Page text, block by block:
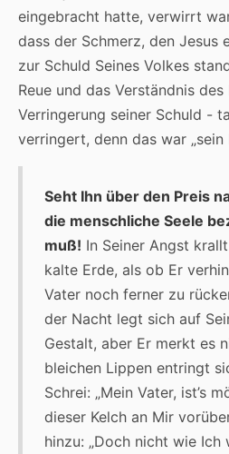
eingebracht hatte, verwirrt
dass der Schmerz, den Jesus
zur Schuld Seines Volkes
Reue und das Verständnis
Verringerung seiner Schuld -
verringert, denn das war „sein
Seht Ihn über den Preis
die menschliche Seele
muß! In Seiner Angst
kalte Erde, als ob Er
Vater noch ferner zu
der Nacht legt sich auf
Gestalt, aber Er merkt es
bleichen Lippen entringt
Schrei: „Mein Vater, ist’s
dieser Kelch an Mir
hinzu: „Doch nicht wie Ich